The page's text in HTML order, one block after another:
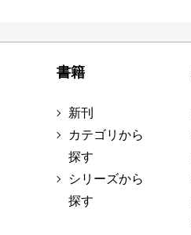
書籍
新刊
カテゴリから
探す
シリーズから
探す